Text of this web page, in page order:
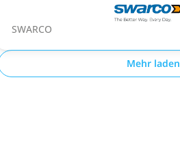
SWARCO
Mehr laden